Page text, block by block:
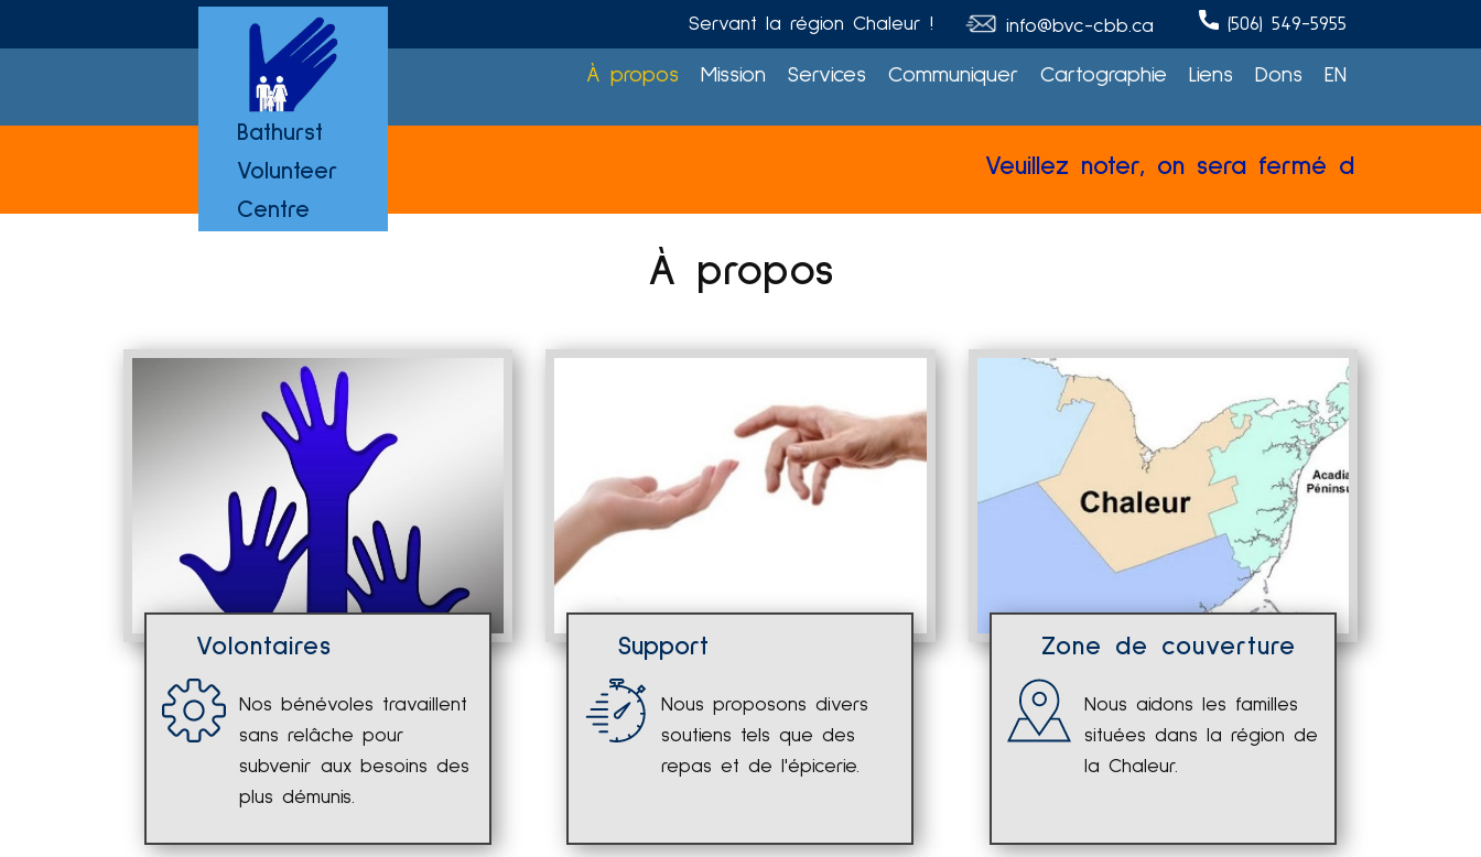
(506) 549-5955
info@bvc-cbb.ca
Servant la région Chaleur !
Bathurst
Volunteer
Centre
À propos Mission Services Communiquer Cartographie Liens Dons EN
Veuillez noter, on sera fermé du 27 juillet au 3
À propos
Volontaires
Nos bénévoles travaillent
sans relâche pour
subvenir aux besoins des
plus démunis.
Support
Nous proposons divers
soutiens tels que des
repas et de l'épicerie.
Zone de couverture
Nous aidons les familles
situées dans la région de
la Chaleur.